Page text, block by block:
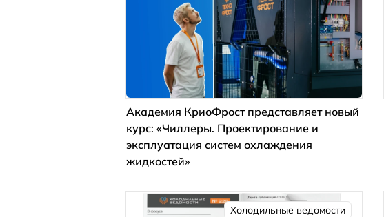
Академия КриоФрост представляет новый
курс: «Чиллеры. Проектирование и
эксплуатация систем охлаждения
жидкостей»
Холодильные ведомости